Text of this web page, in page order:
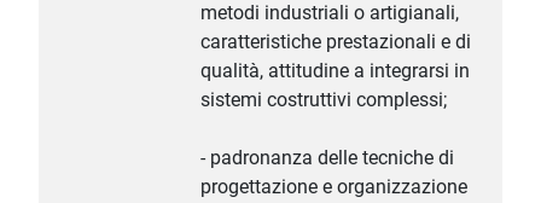
metodi industriali o artigianali,
caratteristiche prestazionali e di
qualità, attitudine a integrarsi in
sistemi costruttivi complessi;
- padronanza delle tecniche di
progettazione e organizzazione